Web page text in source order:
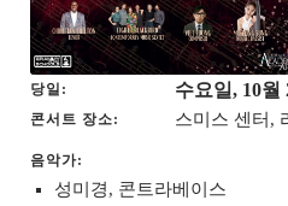
당일 수요일, 10월
콘서트 장소 스미스 센터,
음악가:
성미경, 콘트라베이스